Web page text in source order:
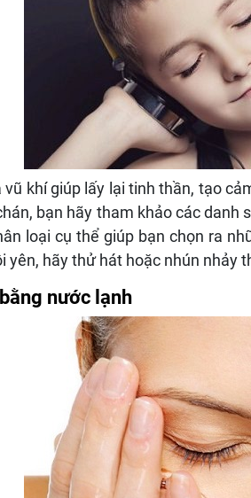
vũ khí giúp lấy lại tinh thần, tạo
bạn hãy tham khảo các
loại cụ thể giúp bạn chọn ra
yên, hãy thử hát hoặc nhún nhảy
nước lạnh